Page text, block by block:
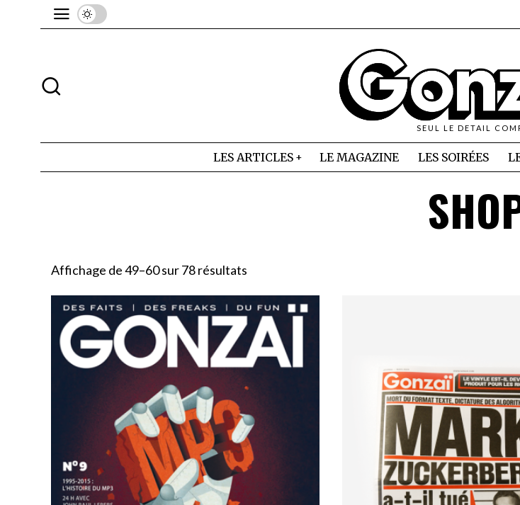
SEUL LE DETAIL
LES ARTICLES LE MAGAZINE LES SOIRÉES
Affichage de 49–60 sur 78 résultats